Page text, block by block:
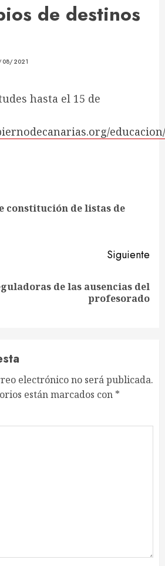
de destinos
08/2021
hasta el 15 de
constitución de listas de
Siguiente
de las ausencias del
profesorado
electrónico no será publicada.
están marcados con *